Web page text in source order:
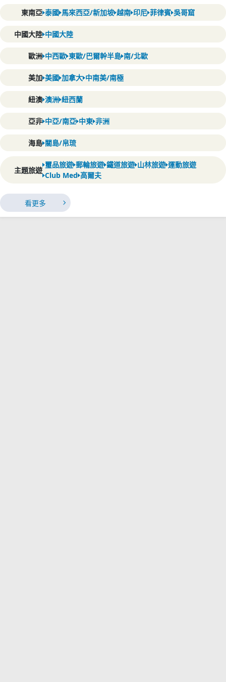
東南亞 泰國 馬來西亞/新加坡 越南 印尼 菲律賓 吳哥窟
中國大陸 中國大陸
歐洲 中西歐 東歐/巴爾幹半島 南/北歐
美加 美國 加拿大 中南美/南極
紐澳 澳洲 紐西蘭
亞非 中亞/南亞 中東 非洲
海島 關島/帛琉
主題旅遊
璽品旅遊 郵輪旅遊 鐵道旅遊 山林旅遊 運動旅遊
Club Med 高爾夫
看更多